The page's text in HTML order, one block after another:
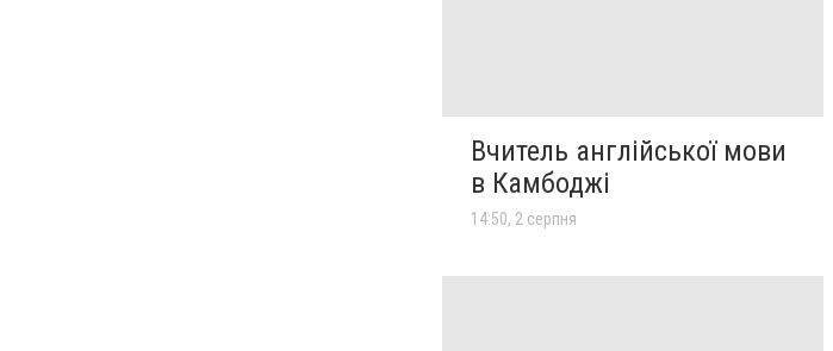
Вчитель англійської мови
в Камбоджі
14:50, 2 серпня